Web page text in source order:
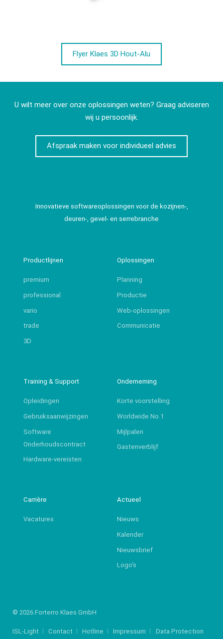
Flyer Klaes 3D Hout-Alu
U wilt meer over onze oplossingen weten? Graag adviseren
wij u persoonlijk.
Afspraak maken voor individueel advies
Innovatieve softwareoplossingen voor de kozijnen-,
deuren-, gevel- en serrebranche
Productlijnen
premium
professional
vario
trade
3D
Oplossingen
Planning
Productie
Web-oplossingen
Communicatie
Training & Support
Opleidingen
Gebruiksaanwijzingen
Software
Onderhoudscontract
Hardware-vereisten
Onderneming
Korte voorstelling
Worldwide No.1
Mijlpalen
Gastenverblijf
Carrière
Vacatures
Actueel
Nieuws
Kalender
Nieuwsbrief
Logo‘s
© 2026 Forterro Klaes GmbH
ISL-Light Contact Hotline Impressum Data Protection